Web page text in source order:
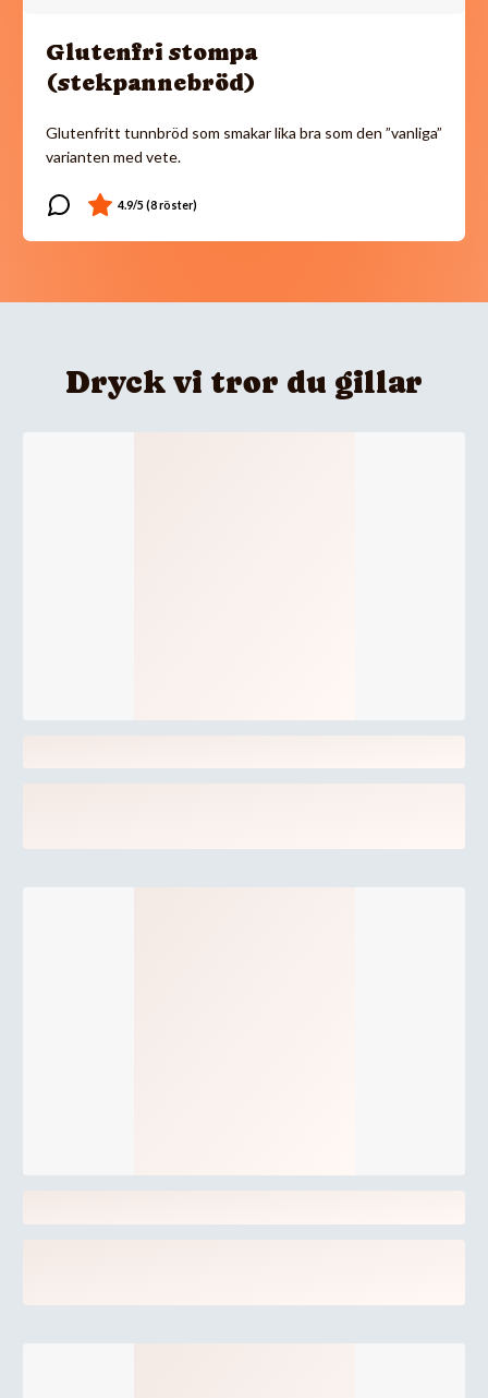
Glutenfri stompa
(stekpannebröd)
Glutenfritt tunnbröd som smakar lika bra som den ”vanliga”
varianten med vete.
Dryck vi tror du gillar